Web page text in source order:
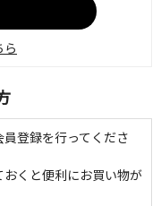
登録を行ってくださ
くと便利にお買い物が